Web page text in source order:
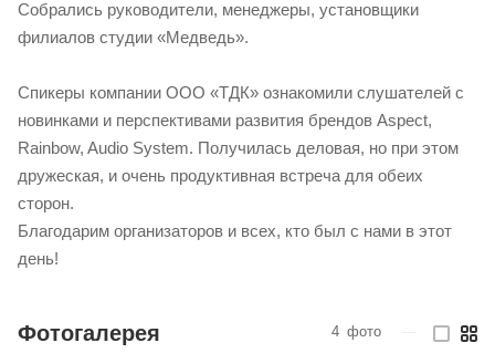
Собрались руководители, менеджеры, установщики
филиалов студии «Медведь».
Спикеры компании ООО «ТДК» ознакомили слушателей с
новинками и перспективами развития брендов Aspect,
Rainbow, Audio System. Получилась деловая, но при этом
дружеская, и очень продуктивная встреча для обеих
сторон.
Благодарим организаторов и всех, кто был с нами в этот
день!
Фотогалерея 4 фото